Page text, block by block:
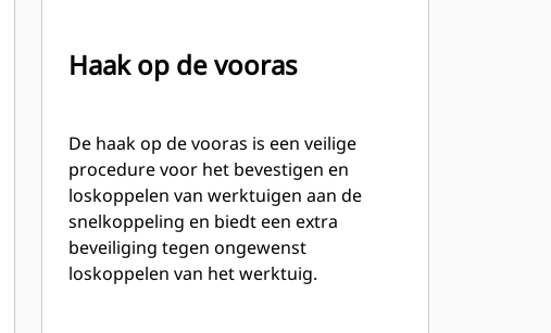
Haak op de vooras
De haak op de vooras is een veilige
procedure voor het bevestigen en
loskoppelen van werktuigen aan de
snelkoppeling en biedt een extra
beveiliging tegen ongewenst
loskoppelen van het werktuig.